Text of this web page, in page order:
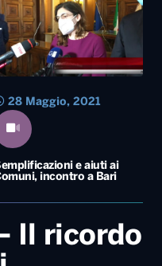
e aiuti ai
incontro a Bari
28 Maggio, 2021
Il ricordo